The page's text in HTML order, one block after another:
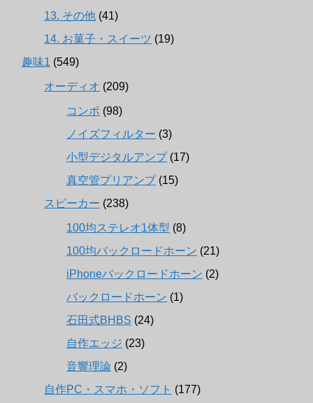
13. その他 (41)
14. お菓子・スイーツ (19)
趣味1 (549)
オーディオ (209)
コンポ (98)
ノイズフィルター (3)
小型デジタルアンプ(17)
真空管プリアンプ(15)
スピーカー (238)
100均ステレオ1体型 (8)
100均バックロードホーン (21)
iPhoneバックロードホーン (2)
バックロードホーン (1)
石田式BHBS (24)
自作エッジ (23)
音響理論 (2)
自作PC・スマホ・ソフト (177)